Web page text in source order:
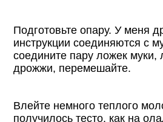
Подготовьте опару. У меня
инструкции соединяются с
соедините пару ложек муки,
дрожжи, перемешайте.
Влейте немного теплого
получилось тесто, как на